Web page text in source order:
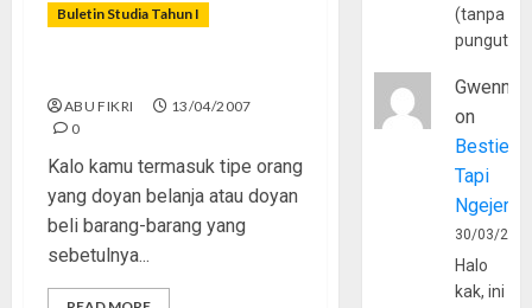
Buletin Studia Tahun I
ABU FIKRI
13/04/2007
0
Kalo kamu termasuk tipe orang
yang doyan belanja atau doyan
beli barang-barang yang
sebetulnya...
(tanpa
Gwenny
on
Bestie
Tapi
30/03/
Halo
kak, ini